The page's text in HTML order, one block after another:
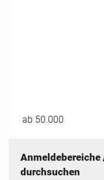
ab 50.000
Anmeldebereiche
durchsuchen